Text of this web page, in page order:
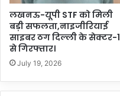
लखनऊ-यूपी STF को मिली
बड़ी सफलता,नाइजीरियाई
साइबर ठग दिल्ली के सेक्टर-1
से गिरफ्तार।
July 19, 2026